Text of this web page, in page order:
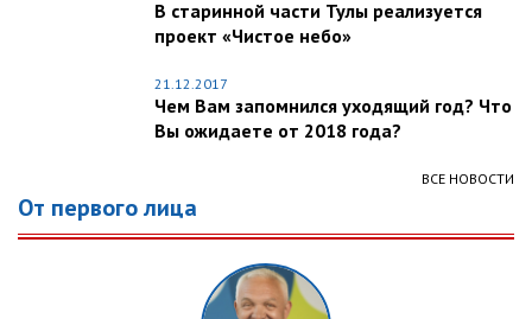
В старинной части Тулы реализуется
проект «Чистое небо»
21.12.2017
Чем Вам запомнился уходящий год? Что
Вы ожидаете от 2018 года?
ВСЕ НОВОСТИ
От первого лица